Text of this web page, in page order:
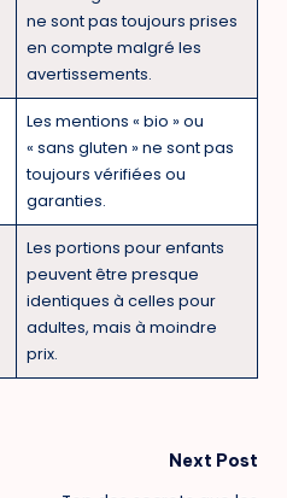
ne sont pas toujours prises
en compte malgré les
avertissements.
Les mentions « bio » ou
« sans gluten » ne sont pas
toujours vérifiées ou
garanties.
Les portions pour enfants
peuvent être presque
identiques à celles pour
adultes, mais à moindre
prix.
Next Post